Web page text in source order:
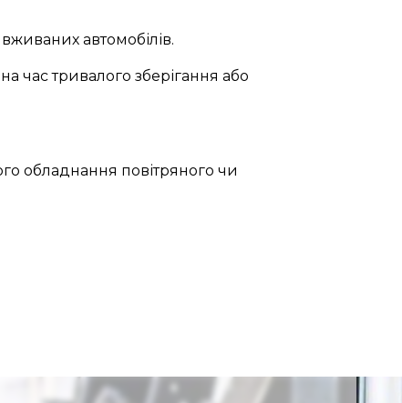
автомобілів.
час тривалого зберігання або
обладнання повітряного чи